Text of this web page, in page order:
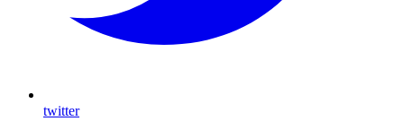
twitter